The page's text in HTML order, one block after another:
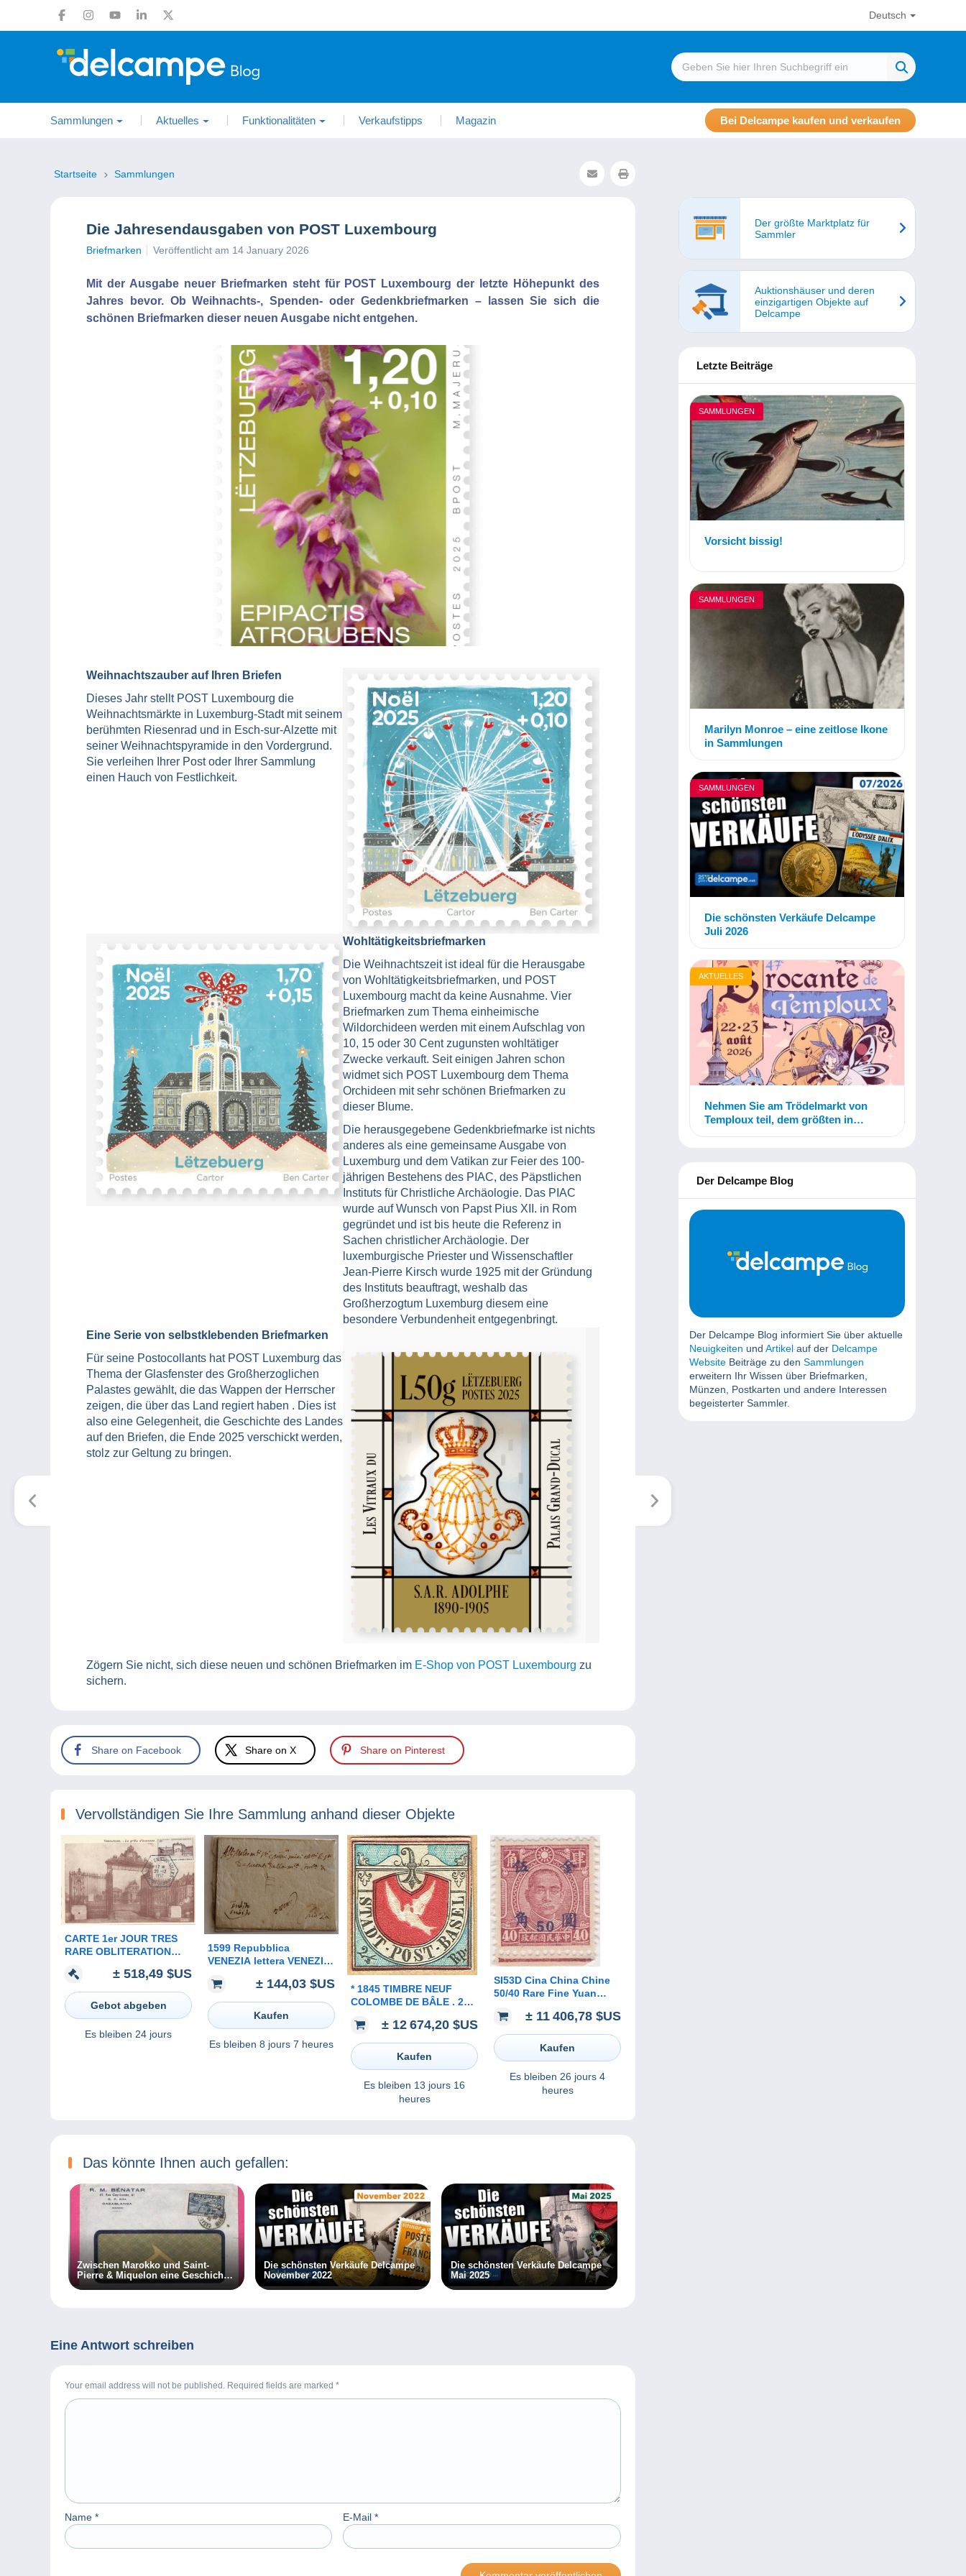
Deutsch
Sammlungen Aktuelles Funktionalitäten Verkaufstipps Magazin Bei Delcampe kaufen und verkaufen
Startseite Sammlungen
Die Jahresendausgaben von POST Luxembourg
Briefmarken Veröffentlicht am 14 January 2026
Mit der Ausgabe neuer Briefmarken steht für POST Luxembourg der letzte Höhepunkt des
Jahres bevor. Ob Weihnachts-, Spenden- oder Gedenkbriefmarken – lassen Sie sich die
schönen Briefmarken dieser neuen Ausgabe nicht entgehen.
Weihnachtszauber auf Ihren Briefen
Dieses Jahr stellt POST Luxembourg die
Weihnachtsmärkte in Luxemburg-Stadt mit seinem
berühmten Riesenrad und in Esch-sur-Alzette mit
seiner Weihnachtspyramide in den Vordergrund.
Sie verleihen Ihrer Post oder Ihrer Sammlung
einen Hauch von Festlichkeit.
Wohltätigkeitsbriefmarken
Die Weihnachtszeit ist ideal für die Herausgabe
von Wohltätigkeitsbriefmarken, und POST
Luxembourg macht da keine Ausnahme. Vier
Briefmarken zum Thema einheimische
Wildorchideen werden mit einem Aufschlag von
10, 15 oder 30 Cent zugunsten wohltätiger
Zwecke verkauft. Seit einigen Jahren schon
widmet sich POST Luxembourg dem Thema
Orchideen mit sehr schönen Briefmarken zu
dieser Blume.
Die herausgegebene Gedenkbriefmarke ist nichts
anderes als eine gemeinsame Ausgabe von
Luxemburg und dem Vatikan zur Feier des 100-
jährigen Bestehens des PIAC, des Päpstlichen
Instituts für Christliche Archäologie. Das PIAC
wurde auf Wunsch von Papst Pius XII. in Rom
gegründet und ist bis heute die Referenz in
Sachen christlicher Archäologie. Der
luxemburgische Priester und Wissenschaftler
Jean-Pierre Kirsch wurde 1925 mit der Gründung
des Instituts beauftragt, weshalb das
Großherzogtum Luxemburg diesem eine
besondere Verbundenheit entgegenbringt.
Eine Serie von selbstklebenden Briefmarken
Für seine Postocollants hat POST Luxemburg das
Thema der Glasfenster des Großherzoglichen
Palastes gewählt, die das Wappen der Herrscher
zeigen, die über das Land regiert haben . Dies ist
also eine Gelegenheit, die Geschichte des Landes
auf den Briefen, die Ende 2025 verschickt werden,
stolz zur Geltung zu bringen.
Zögern Sie nicht, sich diese neuen und schönen Briefmarken im E-Shop von POST Luxembourg zu
sichern.
Share on Facebook Share on X Share on Pinterest
Vervollständigen Sie Ihre Sammlung anhand dieser Objekte
CARTE 1er JOUR TRES
RARE OBLITERATION
20 DECEMBRE 1952
± 518,49 $US
Gebot abgeben
Es bleiben 24 jours
1599 Repubblica
VENEZIA lettera VENEZIA-
O scritto a mano-$35
± 144,03 $US
Kaufen
Es bleiben 8 jours 7 heures
* 1845 TIMBRE NEUF
COLOMBE DE BÂLE . 2
D'EXPERTISES C/.S.B.K.
Nr:8a. MICHEL Nr:1b.*
± 12 674,20 $US
Kaufen
Es bleiben 13 jours 16
heures
SI53D Cina China Chine
50/40 Rare Fine Yuan
NO gum± 11 406,78 $US
Kaufen
Es bleiben 26 jours 4
heures
Das könnte Ihnen auch gefallen:
Zwischen Marokko und Saint-
Pierre & Miquelon eine Geschichte
der Fälschungen
Die schönsten Verkäufe Delcampe
November 2022
Die schönsten Verkäufe Delcampe
Mai 2025
Eine Antwort schreiben
Your email address will not be published. Required fields are marked *
Name * E-Mail *
Der größte Marktplatz für
Sammler
Auktionshäuser und deren
einzigartigen Objekte auf
Delcampe
Letzte Beiträge
SAMMLUNGEN
Vorsicht bissig!
SAMMLUNGEN
Marilyn Monroe – eine zeitlose Ikone
in Sammlungen
SAMMLUNGEN
Die schönsten Verkäufe Delcampe
Juli 2026
AKTUELLES
Nehmen Sie am Trödelmarkt von
Temploux teil, dem größten in
Der Delcampe Blog
Der Delcampe Blog informiert Sie über aktuelle
Neuigkeiten und Artikel auf der Delcampe
Website Beiträge zu den Sammlungen
erweitern Ihr Wissen über Briefmarken,
Münzen, Postkarten und andere Interessen
begeisterter Sammler.